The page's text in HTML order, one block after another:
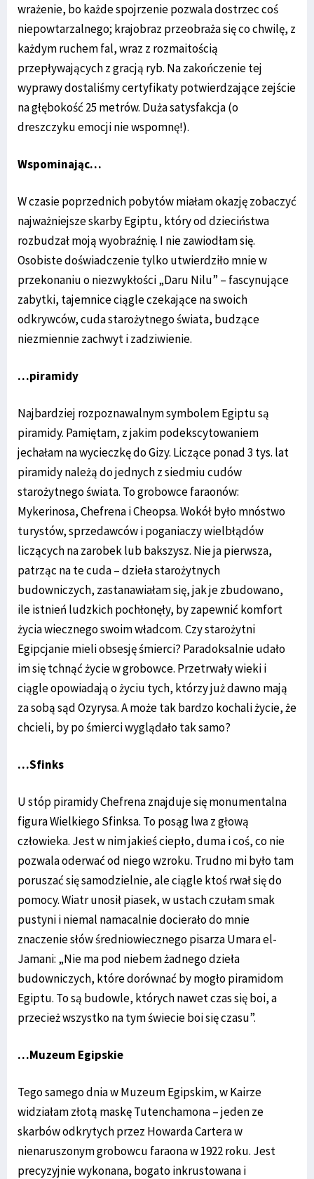
wrażenie, bo każde spojrzenie pozwala dostrzec coś
niepowtarzalnego; krajobraz przeobraża się co chwilę, z
każdym ruchem fal, wraz z rozmaitością
przepływających z gracją ryb. Na zakończenie tej
wyprawy dostaliśmy certyfikaty potwierdzające zejście
na głębokość 25 metrów. Duża satysfakcja (o
dreszczyku emocji nie wspomnę!).
Wspominając…
W czasie poprzednich pobytów miałam okazję zobaczyć
najważniejsze skarby Egiptu, który od dzieciństwa
rozbudzał moją wyobraźnię. I nie zawiodłam się.
Osobiste doświadczenie tylko utwierdziło mnie w
przekonaniu o niezwykłości „Daru Nilu” – fascynujące
zabytki, tajemnice ciągle czekające na swoich
odkrywców, cuda starożytnego świata, budzące
niezmiennie zachwyt i zadziwienie.
…piramidy
Najbardziej rozpoznawalnym symbolem Egiptu są
piramidy. Pamiętam, z jakim podekscytowaniem
jechałam na wycieczkę do Gizy. Liczące ponad 3 tys. lat
piramidy należą do jednych z siedmiu cudów
starożytnego świata. To grobowce faraonów:
Mykerinosa, Chefrena i Cheopsa. Wokół było mnóstwo
turystów, sprzedawców i poganiaczy wielbłądów
liczących na zarobek lub bakszysz. Nie ja pierwsza,
patrząc na te cuda – dzieła starożytnych
budowniczych, zastanawiałam się, jak je zbudowano,
ile istnień ludzkich pochłonęły, by zapewnić komfort
życia wiecznego swoim władcom. Czy starożytni
Egipcjanie mieli obsesję śmierci? Paradoksalnie udało
im się tchnąć życie w grobowce. Przetrwały wieki i
ciągle opowiadają o życiu tych, którzy już dawno mają
za sobą sąd Ozyrysa. A może tak bardzo kochali życie, że
chcieli, by po śmierci wyglądało tak samo?
…Sfinks
U stóp piramidy Chefrena znajduje się monumentalna
figura Wielkiego Sfinksa. To posąg lwa z głową
człowieka. Jest w nim jakieś ciepło, duma i coś, co nie
pozwala oderwać od niego wzroku. Trudno mi było tam
poruszać się samodzielnie, ale ciągle ktoś rwał się do
pomocy. Wiatr unosił piasek, w ustach czułam smak
pustyni i niemal namacalnie docierało do mnie
znaczenie słów średniowiecznego pisarza Umara el-
Jamani: „Nie ma pod niebem żadnego dzieła
budowniczych, które dorównać by mogło piramidom
Egiptu. To są budowle, których nawet czas się boi, a
przecież wszystko na tym świecie boi się czasu”.
…Muzeum Egipskie
Tego samego dnia w Muzeum Egipskim, w Kairze
widziałam złotą maskę Tutenchamona – jeden ze
skarbów odkrytych przez Howarda Cartera w
nienaruszonym grobowcu faraona w 1922 roku. Jest
precyzyjnie wykonana, bogato inkrustowana i